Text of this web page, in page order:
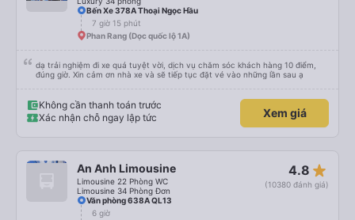
Bến Xe 378A Thoại Ngọc Hầu
7 giờ 15 phút
Phan Rang (Dọc quốc lộ 1A)
dạ trải nghiệm đi xe quá tuyệt vời, dịch vụ chăm sóc khách hàng 10 điểm,
đúng giờ. Xin cảm ơn nhà xe và sẽ tiếp tục đặt vé vào những lần sau ạ
Không cần thanh toán trước
Xác nhận chỗ ngay lập tức
Xem giá
An Anh Limousine
Limousine 22 Phòng WC
Limousine 34 Phòng Đơn
4.8 star_rate
(10380 đánh giá)
Văn phòng 638A QL13
6 giờ